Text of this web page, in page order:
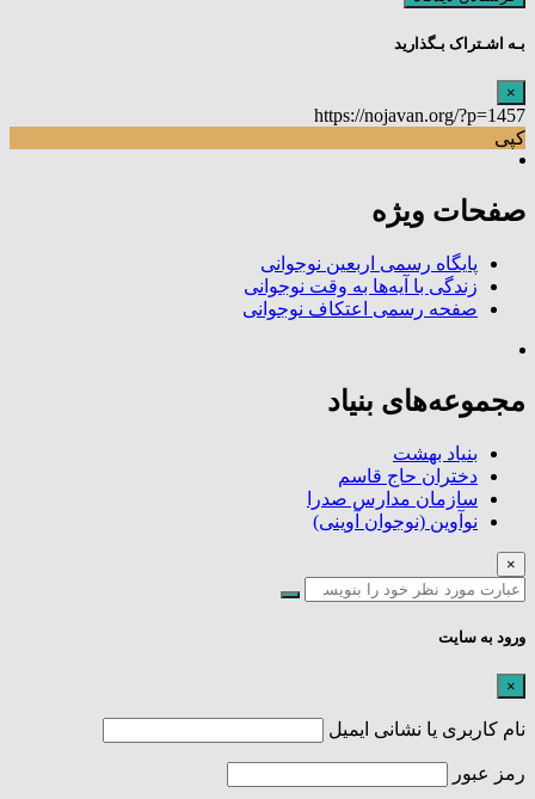
بـه اشـتراک بـگذارید
×
https://nojavan.org/?p=1457
کپی
صفحات ویژه
پایگاه رسمی اربعین نوجوانی
زندگی با آیه‌ها به وقت نوجوانی
صفحه رسمی اعتکاف نوجوانی
مجموعه‌های بنیاد
بنیاد بهشت
دختران حاج قاسم
سازمان مدارس صدرا
نوآوین (نوجوان آوینی)
×
ورود به سایت
×
نام کاربری یا نشانی ایمیل
رمز عبور